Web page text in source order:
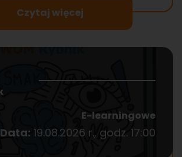
Czytaj więcej
E-learningowe
Data: 19.08.2026 r., godz. 17:00